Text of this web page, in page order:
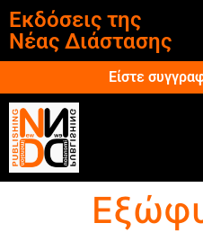
Εκδόσεις της
Νέας Διάστασης
Είστε